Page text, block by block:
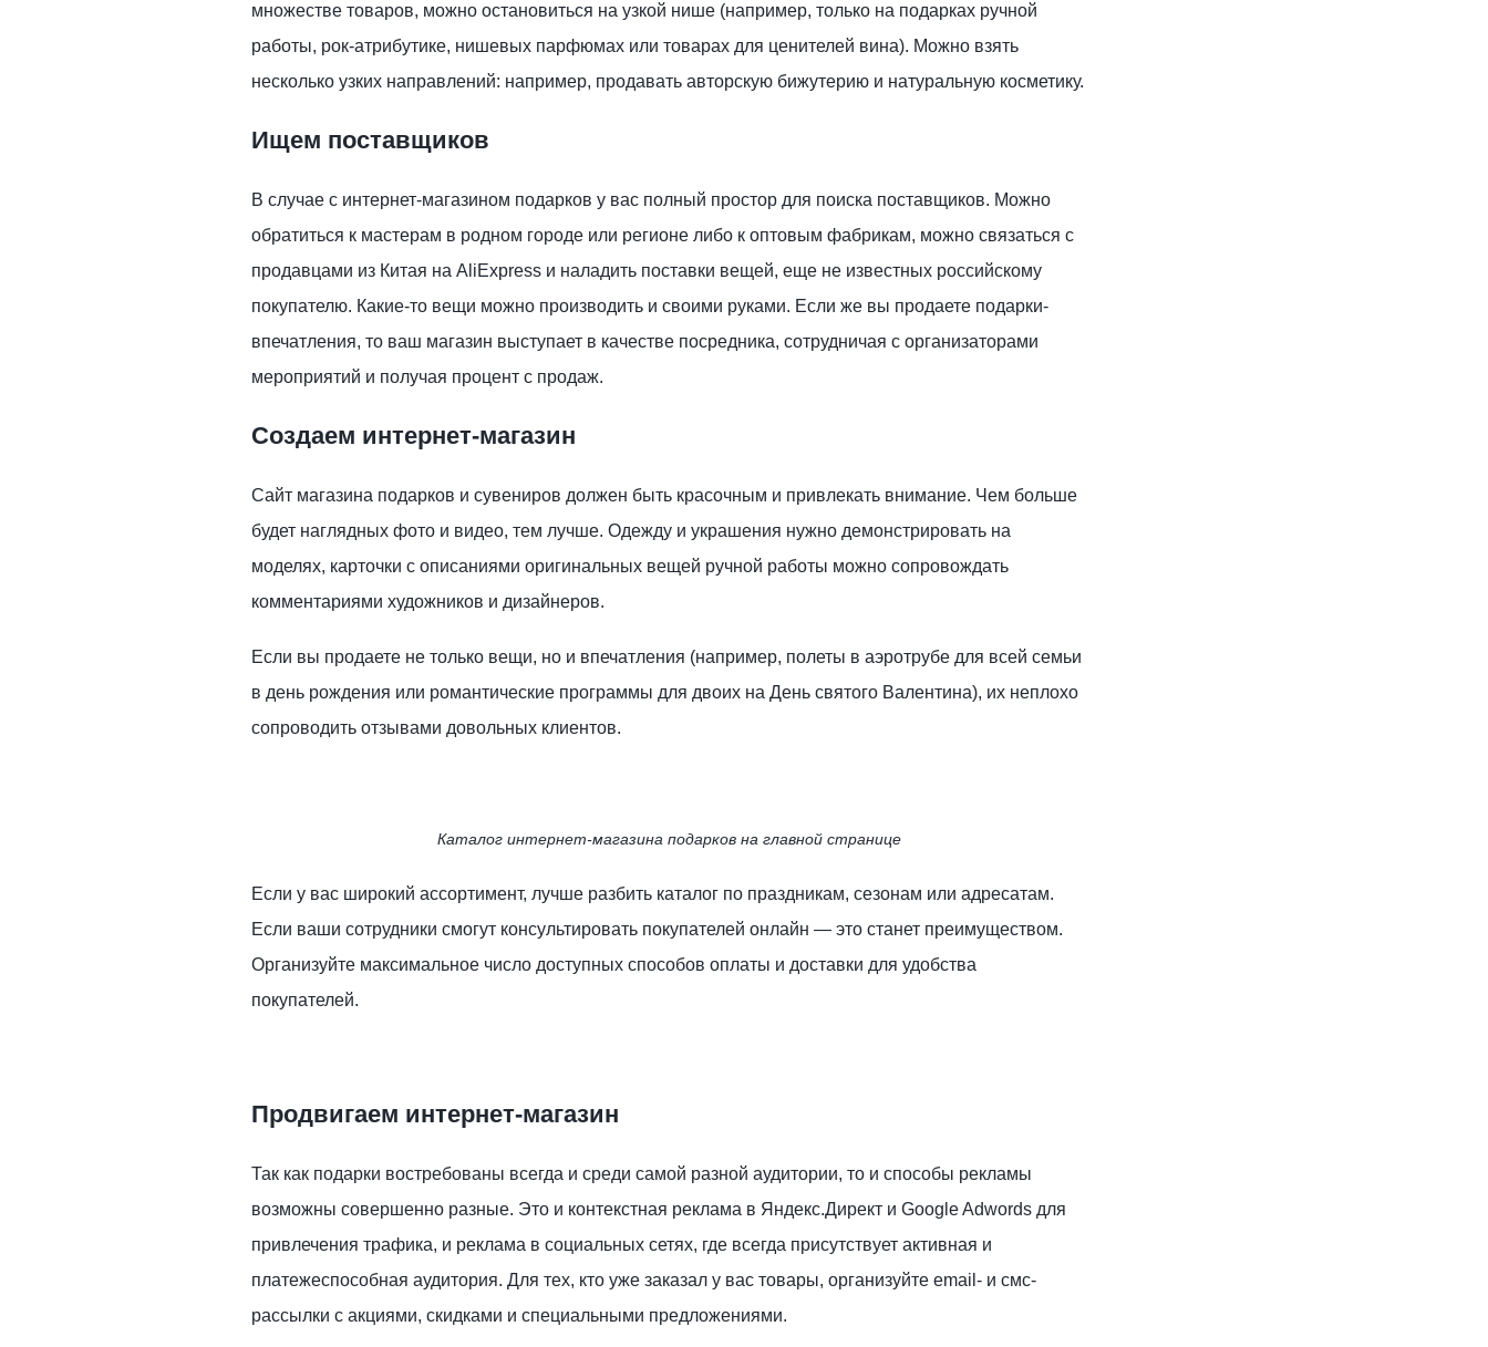
множестве товаров, можно остановиться на узкой нише (например, только на подарках ручной
работы, рок-атрибутике, нишевых парфюмах или товарах для ценителей вина). Можно взять
несколько узких направлений: например, продавать авторскую бижутерию и натуральную косметику.
Ищем поставщиков
В случае с интернет-магазином подарков у вас полный простор для поиска поставщиков. Можно
обратиться к мастерам в родном городе или регионе либо к оптовым фабрикам, можно связаться с
продавцами из Китая на AliExpress и наладить поставки вещей, еще не известных российскому
покупателю. Какие-то вещи можно производить и своими руками. Если же вы продаете подарки-
впечатления, то ваш магазин выступает в качестве посредника, сотрудничая с организаторами
мероприятий и получая процент с продаж.
Создаем интернет-магазин
Сайт магазина подарков и сувениров должен быть красочным и привлекать внимание. Чем больше
будет наглядных фото и видео, тем лучше. Одежду и украшения нужно демонстрировать на
моделях, карточки с описаниями оригинальных вещей ручной работы можно сопровождать
комментариями художников и дизайнеров.
Если вы продаете не только вещи, но и впечатления (например, полеты в аэротрубе для всей семьи
в день рождения или романтические программы для двоих на День святого Валентина), их неплохо
сопроводить отзывами довольных клиентов.
Каталог интернет-магазина подарков на главной странице
Если у вас широкий ассортимент, лучше разбить каталог по праздникам, сезонам или адресатам.
Если ваши сотрудники смогут консультировать покупателей онлайн — это станет преимуществом.
Организуйте максимальное число доступных способов оплаты и доставки для удобства
покупателей.
Продвигаем интернет-магазин
Так как подарки востребованы всегда и среди самой разной аудитории, то и способы рекламы
возможны совершенно разные. Это и контекстная реклама в Яндекс.Директ и Google Adwords для
привлечения трафика, и реклама в социальных сетях, где всегда присутствует активная и
платежеспособная аудитория. Для тех, кто уже заказал у вас товары, организуйте email- и смс-
рассылки с акциями, скидками и специальными предложениями.